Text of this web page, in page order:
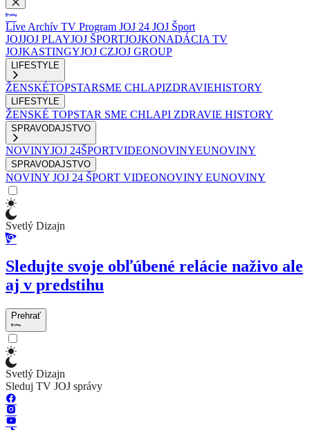
Live Archív TV Program JOJ 24 JOJ Šport
JOJJOJ PLAYJOJ ŠPORTJOJKONADÁCIA TV
JOJKASTINGYJOJ CZJOJ GROUP
LIFESTYLE
ŽENSKÉTOPSTARSME CHLAPIZDRAVIEHISTORY
LIFESTYLE
ŽENSKÉ TOPSTAR SME CHLAPI ZDRAVIE HISTORY
SPRAVODAJSTVO
NOVINYJOJ 24ŠPORTVIDEONOVINYEUNOVINY
SPRAVODAJSTVO
NOVINY JOJ 24 ŠPORT VIDEONOVINY EUNOVINY
Svetlý Dizajn
Sledujte svoje obľúbené relácie naživo ale
aj v predstihu
Prehrať
Svetlý Dizajn
Sleduj TV JOJ správy